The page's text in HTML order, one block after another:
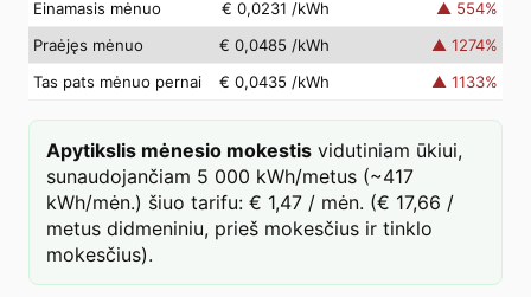
Einamasis mėnuo
€ 0,0231 /kWh ▲ 554%
Praėjęs mėnuo
€ 0,0485 /kWh ▲ 1274%
Tas pats mėnuo pernai
€ 0,0435 /kWh ▲ 1133%
Apytikslis mėnesio mokestis vidutiniam ūkiui,
sunaudojančiam 5 000 kWh/metus (~417
kWh/mėn.) šiuo tarifu: € 1,47 / mėn. (€ 17,66 /
metus didmeniniu, prieš mokesčius ir tinklo
mokesčius).